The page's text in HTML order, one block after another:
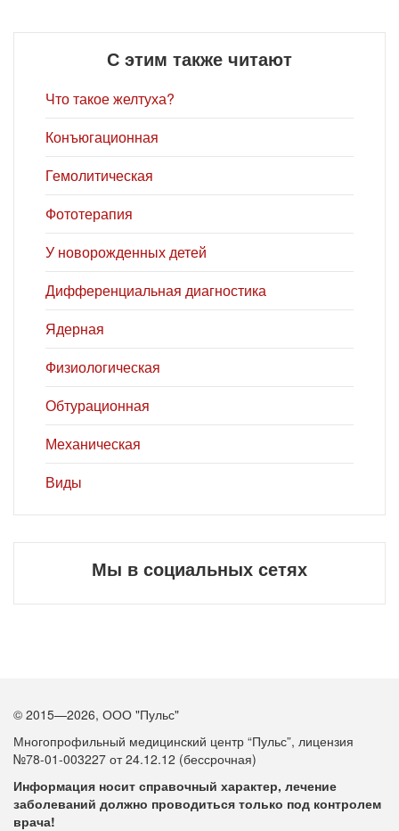
С этим также читают
Что такое желтуха?
Конъюгационная
Гемолитическая
Фототерапия
У новорожденных детей
Дифференциальная диагностика
Ядерная
Физиологическая
Обтурационная
Механическая
Виды
Мы в социальных сетях
© 2015—2026, ООО "Пульс"
Многопрофильный медицинский центр “Пульс”, лицензия
№78-01-003227 от 24.12.12 (бессрочная)
Информация носит справочный характер, лечение
заболеваний должно проводиться только под контролем
врача!